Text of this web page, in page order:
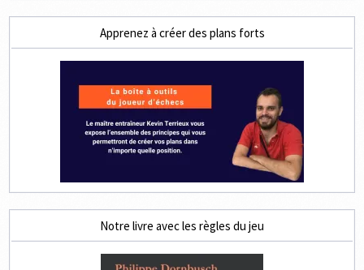
Apprenez à créer des plans forts
Notre livre avec les règles du jeu